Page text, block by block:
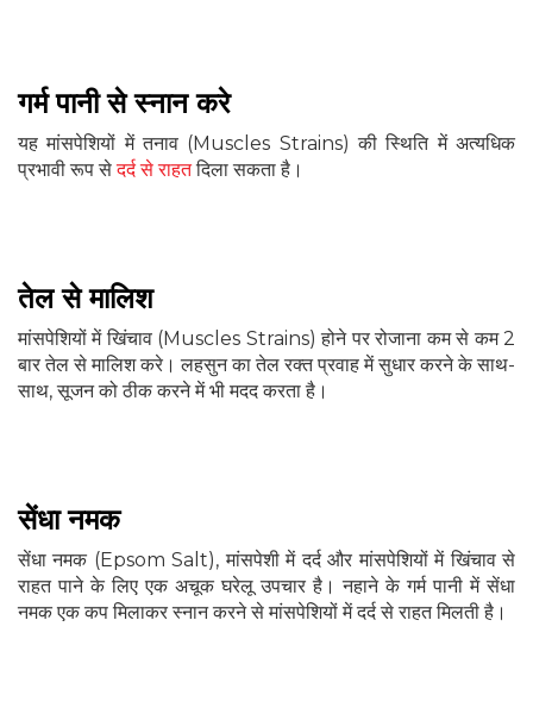
गर्म पानी से स्नान करे
यह मांसपेशियों में तनाव (Muscles Strains) की स्थिति में अत्यधिक
प्रभावी रूप सेदर्द से राहतदिला सकता है।
तेल से मालिश
मांसपेशियों में खिंचाव (Muscles Strains) होने पर रोजाना कम से कम 2
बार तेल से मालिश करे। लहसुन का तेल रक्त प्रवाह में सुधार करने के साथ-
साथ, सूजन को ठीक करने में भी मदद करता है।
सेंधा नमक
सेंधा नमक (Epsom Salt), मांसपेशी में दर्द और मांसपेशियों में खिंचाव से
राहत पाने के लिए एक अचूक घरेलू उपचार है। नहाने के गर्म पानी में सेंधा
नमक एक कप मिलाकर स्नान करने से मांसपेशियों में दर्द से राहत मिलती है।